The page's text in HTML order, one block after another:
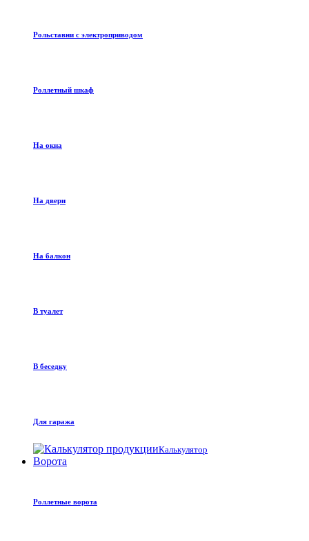
Рольставни с электроприводом
Роллетный шкаф
На окна
На двери
На балкон
В туалет
В беседку
Для гаража
Калькулятор
Ворота
Роллетные ворота